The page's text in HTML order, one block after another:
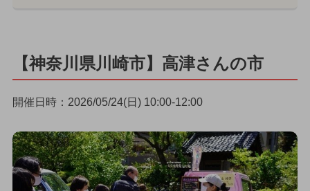
【神奈川県川崎市】高津さんの市
開催日時：2026/05/24(日) 10:00-12:00